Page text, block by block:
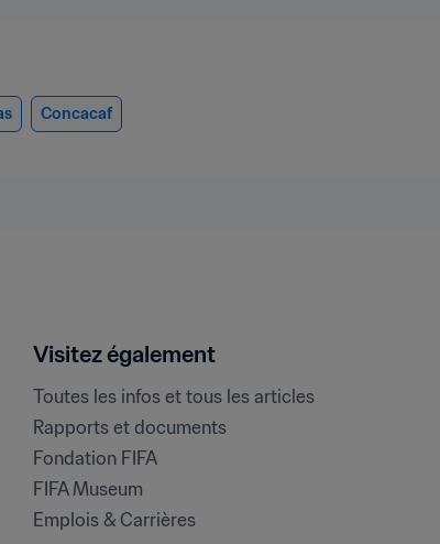
Concacaf
Visitez également
Toutes les infos et tous les articles
Rapports et documents
Fondation FIFA
FIFA Museum
Emplois & Carrières